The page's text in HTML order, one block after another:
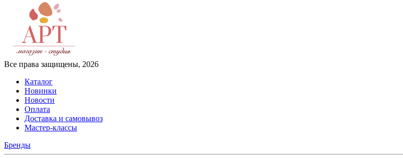
Все права защищены, 2026
Каталог
Новинки
Новости
Оплата
Доставка и самовывоз
Мастер-классы
Бренды